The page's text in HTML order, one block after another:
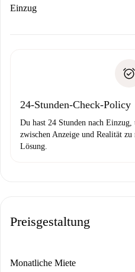
Wenn der Vermieter
Einzug
24-Stunden-Check-Policy
Du hast 24 Stunden nach
zwischen Anzeige und Realität
Lösung.
Preisgestaltung
Monatliche Miete